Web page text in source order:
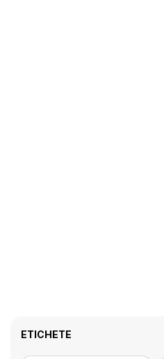
ETICHETE